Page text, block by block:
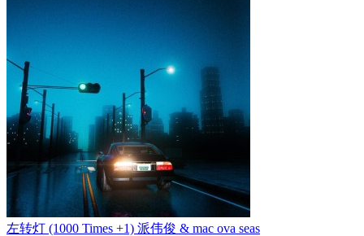
左转灯 (1000 Times +1) 派伟俊 & mac ova seas